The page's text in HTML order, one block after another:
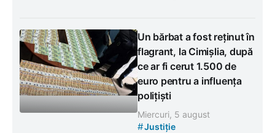
Un bărbat a fost reținut în
flagrant, la Cimișlia, după
ce ar fi cerut 1.500 de
euro pentru a influența
polițiști
Miercuri, 5 august
#Justiție